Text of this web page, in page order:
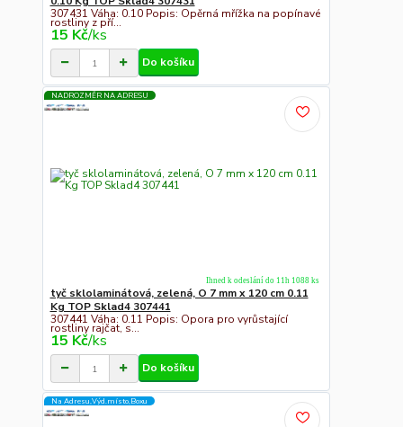
307431 Váha: 0.10 Popis: Opěrná mřížka na popínavé
rostliny z pří...
15 Kč/ks
Do košíku
NADROZMĚR NA ADRESU
tyč sklolaminátová, zelená, O 7 mm x 120 cm 0.11
Kg TOP Sklad4 307441
307441 Váha: 0.11 Popis: Opora pro vyrůstající
rostliny rajčat, s...
15 Kč/ks
Ihned k odeslání do 11h 1088 ks
Do košíku
Na Adresu,Výd.místo,Boxu